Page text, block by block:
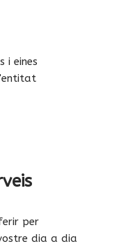
i eines
per
dia a dia